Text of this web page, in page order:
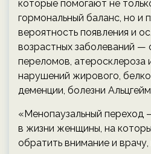
которые помогают не
гормональный баланс, но и
вероятность появления и
возрастных заболеваний —
переломов, атеросклероза
нарушений жирового,
деменции, болезни
«Менопаузальный переход
в жизни женщины, на
обратить внимание и